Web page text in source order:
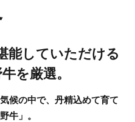
能していただける
を厳選。
候の中で、丹精込めて育て
牛」。